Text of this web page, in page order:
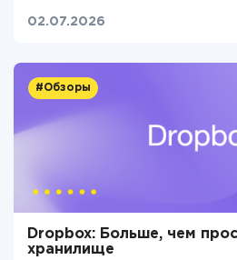
02.07.2026
#Обзоры
Dropbox: Больше, чем
хранилище